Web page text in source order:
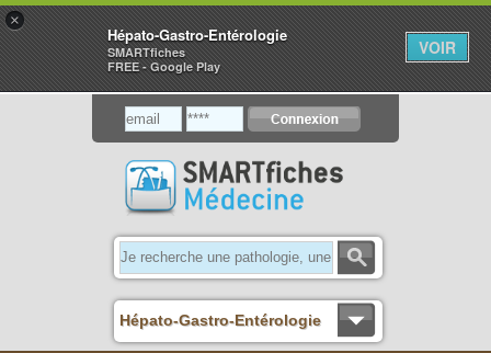
Hépato-Gastro-Entérologie
×
Hépato-Gastro-Entérologie
SMARTfiches
FREE - Google Play
VOIR